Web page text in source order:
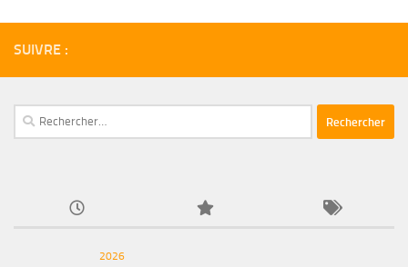
SUIVRE :
Rechercher :
2026